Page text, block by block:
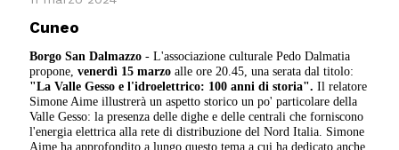
Cuneo
Borgo San Dalmazzo - L'associazione culturale Pedo Dalmatia
propone,venerdì 15 marzo alle ore 20.45, una serata dal titolo:
"La Valle Gesso e l'idroelettrico: 100 anni di storia". Il relatore
Simone Aime illustrerà un aspetto storico un po' particolare della
Valle Gesso: la presenza delle dighe e delle centrali che forniscono
l'energia elettrica alla rete di distribuzione del Nord Italia. Simone
Aime ha approfondito a lungo questo tema a cui ha dedicato anche